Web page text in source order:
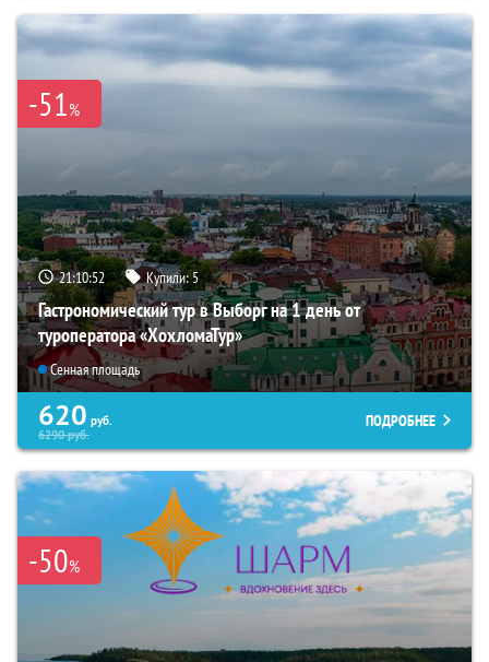
-51%
21:10:51 Купили:5
Гастрономический тур в Выборг на 1 день от
туроператора «ХохломаТур»
Сенная площадь
620 руб.
6290руб.
ПОДРОБНЕЕ
-50%